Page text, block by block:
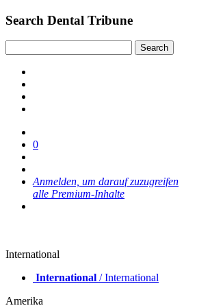
Search Dental Tribune
0
Anmelden, um darauf zuzugreifen
alle Premium-Inhalte
International
International / International
Amerika